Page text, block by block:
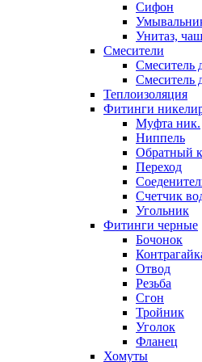
Сифон
Унитаз,
Смесители
Смеситель
Смеситель
Теплоизоляция
Фитинги
Муфта ник.
Ниппель
Обратный
Переход
Счетчик
Угольник
Фитинги черные
Бочонок
Отвод
Резьба
Сгон
Тройник
Уголок
Фланец
Хомуты